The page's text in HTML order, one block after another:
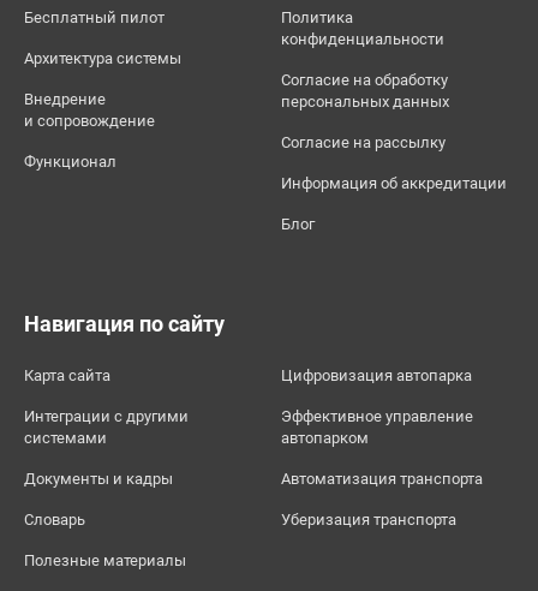
Бесплатный пилот
Архитектура системы
Внедрение
и сопровождение
Функционал
Политика
конфиденциальности
Согласие на обработку
персональных данных
Согласие на рассылку
Информация об аккредитации
Блог
Навигация по сайту
Карта сайта
Интеграции с другими
системами
Документы и кадры
Словарь
Полезные материалы
Цифровизация автопарка
Эффективное управление
автопарком
Автоматизация транспорта
Уберизация транспорта